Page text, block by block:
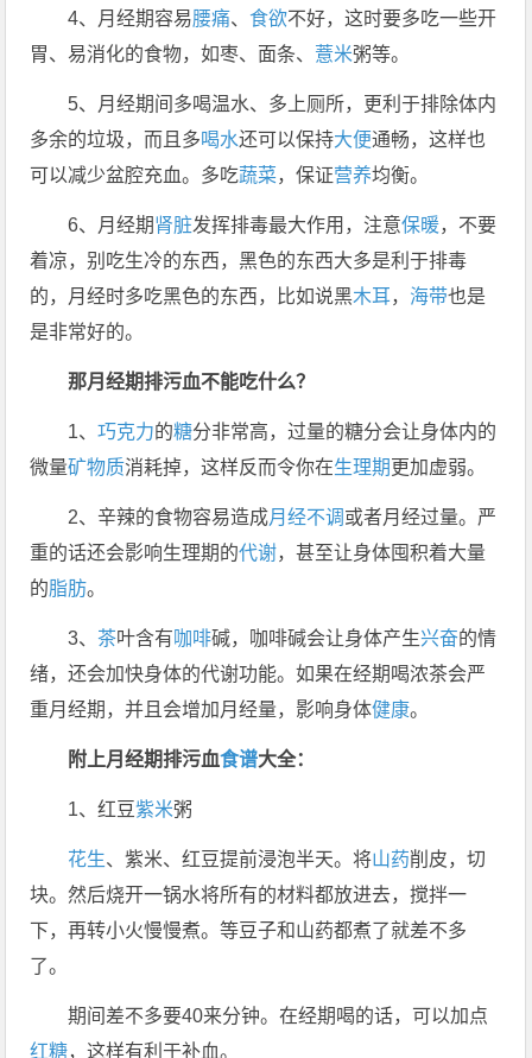
4、月经期容易腰痛、食欲不好，这时要多吃一些开
胃、易消化的食物，如枣、面条、 薏米粥等。
5、月经期间多喝温水、多上厕所，更利于排除体内
多余的垃圾，而且多喝水还可以保持大便通畅，这样也
可以减少盆腔充血。多吃蔬菜，保证营养均衡。
6、月经期肾脏发挥排毒最大作用，注意保暖，不要
着凉，别吃生冷的东西，黑色的东西大多是利于排毒
的，月经时多吃黑色的东西，比如说黑木耳， 海带也是
是非常好的。
那月经期排污血不能吃什么？
1、巧克力的糖分非常高，过量的糖分会让身体内的
微量矿物质消耗掉，这样反而令你在生理期 更加虚弱。
2、辛辣的食物容易造成月经不调 或者月经过量。严
重的话还会影响生理期的代谢，甚至让身体囤积着大量
的脂肪。
3、茶叶含有咖啡碱，咖啡碱会让身体产生兴奋的情
绪，还会加快身体的代谢功能。如果在经期喝浓茶会严
重月经期，并且会增加月经量，影响身体健康。
附上月经期排污血食谱大全：
1、红豆紫米粥
花生、紫米、红豆提前浸泡半天。将山药削皮，切
块。然后烧开一锅水将所有的材料都放进去，搅拌一
下，再转小火慢慢煮。等豆子和山药都煮了就差不多
了。
期间差不多要40来分钟。在经期喝的话，可以加点
红糖，这样有利于补血。